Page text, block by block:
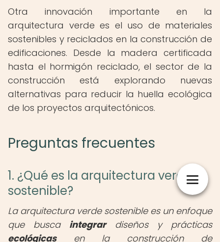
Otra innovación importante en la
arquitectura verde es el uso de materiales
sostenibles y reciclados en la construcción de
edificaciones. Desde la madera certificada
hasta el hormigón reciclado, el sector de la
construcción está explorando nuevas
alternativas para reducir la huella ecológica
de los proyectos arquitectónicos.
Preguntas frecuentes
1. ¿Qué es la arquitectura verde
sostenible?
La arquitectura verde sostenible es un enfoque
que busca integrardiseños y prácticas
ecológicasen la construcción de